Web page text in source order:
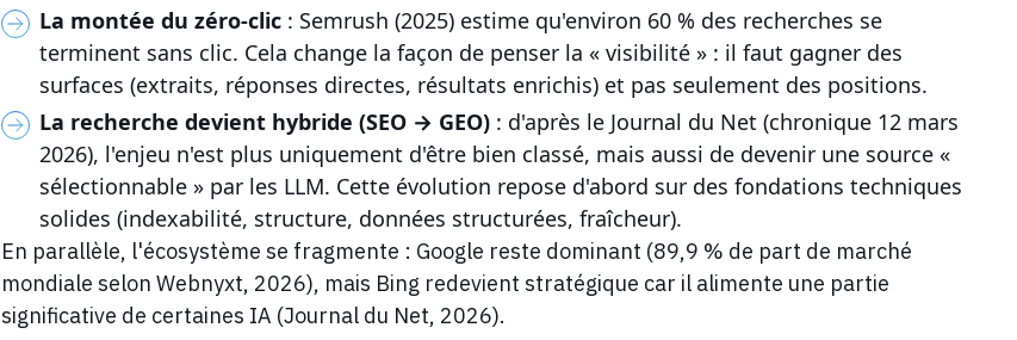
La montée du zéro-clic: Semrush (2025) estime qu'environ 60 % des recherches se
terminent sans clic. Cela change la façon de penser la « visibilité » : il faut gagner des
surfaces (extraits, réponses directes, résultats enrichis) et pas seulement des positions.
La recherche devient hybride (SEO → GEO): d'après le Journal du Net (chronique 12 mars
2026), l'enjeu n'est plus uniquement d'être bien classé, mais aussi de devenir une source «
sélectionnable » par les LLM. Cette évolution repose d'abord sur des fondations techniques
solides (indexabilité, structure, données structurées, fraîcheur).
En parallèle, l'écosystème se fragmente : Google reste dominant (89,9 % de part de marché
mondiale selon Webnyxt, 2026), mais Bing redevient stratégique car il alimente une partie
significative de certaines IA (Journal du Net, 2026).